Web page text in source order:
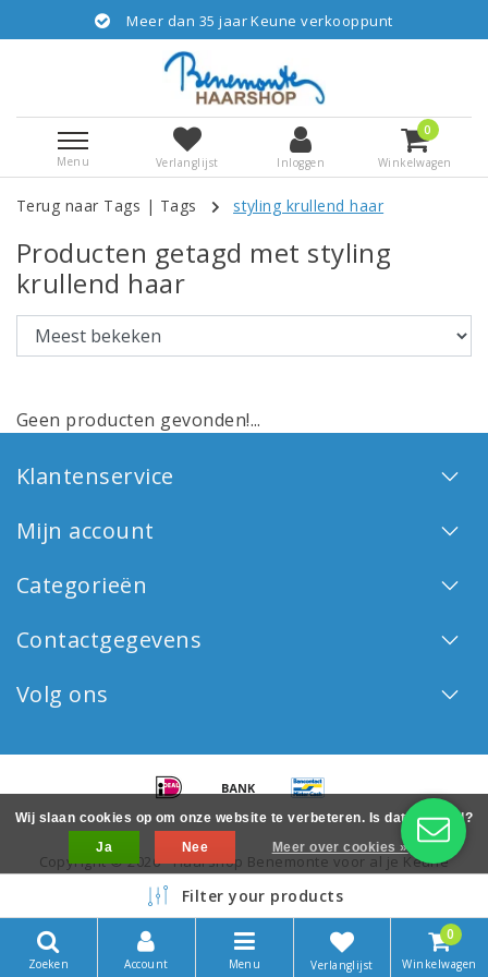
Meer dan 35 jaar Keune verkooppunt
Menu Verlanglijst Inloggen
0
Winkelwagen
Terug naar Tags | Tags styling krullend haar
Producten getagd met styling
krullend haar
Geen producten gevonden!...
Klantenservice
Mijn account
Categorieën
Contactgegevens
Volg ons
Copyright © 2026 - Haarshop Benemonte voor al je Keune
haarproducten - All rights reserved - Realization
Filter your products
Zoeken Account Menu Verlanglijst
0
Winkelwagen
Wij slaan cookies op om onze website te verbeteren. Is dat akkoord?
Ja
Nee Meer over cookies »